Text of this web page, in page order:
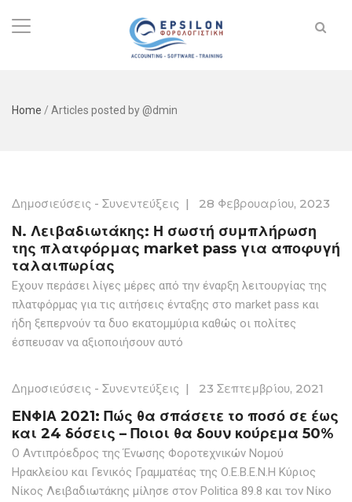
Home / Articles posted by @dmin
Δημοσιεύσεις - Συνεντεύξεις | 28 Φεβρουαρίου, 2023
Ν. Λειβαδιωτάκης: Η σωστή συμπλήρωση
της πλατφόρμας market pass για αποφυγή
ταλαιπωρίας
Εχουν περάσει λίγες μέρες από την έναρξη λειτουργίας της
πλατφόρμας για τις αιτήσεις ένταξης στο market pass και
ήδη ξεπερνούν τα δυο εκατομμύρια καθώς οι πολίτες
έσπευσαν να αξιοποιήσουν αυτό
Δημοσιεύσεις - Συνεντεύξεις | 23 Σεπτεμβρίου, 2021
ΕΝΦΙΑ 2021: Πώς θα σπάσετε το ποσό σε έως
και 24 δόσεις – Ποιοι θα δουν κούρεμα 50%
Ο Αντιπρόεδρος της Ένωσης Φοροτεχνικών Νομού
Ηρακλείου και Γενικός Γραμματέας της Ο.Ε.Β.Ε.Ν.Η Κύριος
Νίκος Λειβαδιωτάκης μίλησε στον Politica 89.8 και τον Νίκο